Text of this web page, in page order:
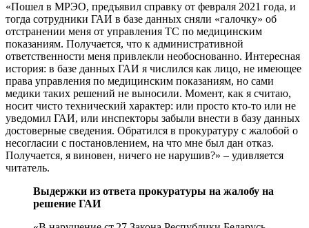
«Пошел в МРЭО, предъявил справку от февраля 2021 года, и
тогда сотрудники ГАИ в базе данных сняли «галочку» об
отстранении меня от управления ТС по медицинским
показаниям. Получается, что к административной
ответственности меня привлекли необоснованно. Интересная
история: в базе данных ГАИ я числился как лицо, не имеющее
права управления по медицинским показаниям, но сами
медики таких решений не выносили. Момент, как я считаю,
носит чисто технический характер: или просто кто-то или не
уведомил ГАИ, или инспекторы забыли внести в базу данных
достоверные сведения. Обратился в прокуратуру с жалобой о
несогласии с постановлением, на что мне был дан отказ.
Получается, я виновен, ничего не нарушив?» – удивляется
читатель.
Выдержки из ответа прокуратуры на жалобу на
решение ГАИ